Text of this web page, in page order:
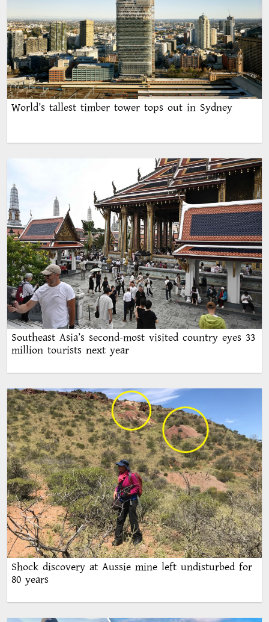
World’s tallest timber tower tops out in Sydney
Southeast Asia’s second-most visited country eyes 33
million tourists next year
Shock discovery at Aussie mine left undisturbed for
80 years